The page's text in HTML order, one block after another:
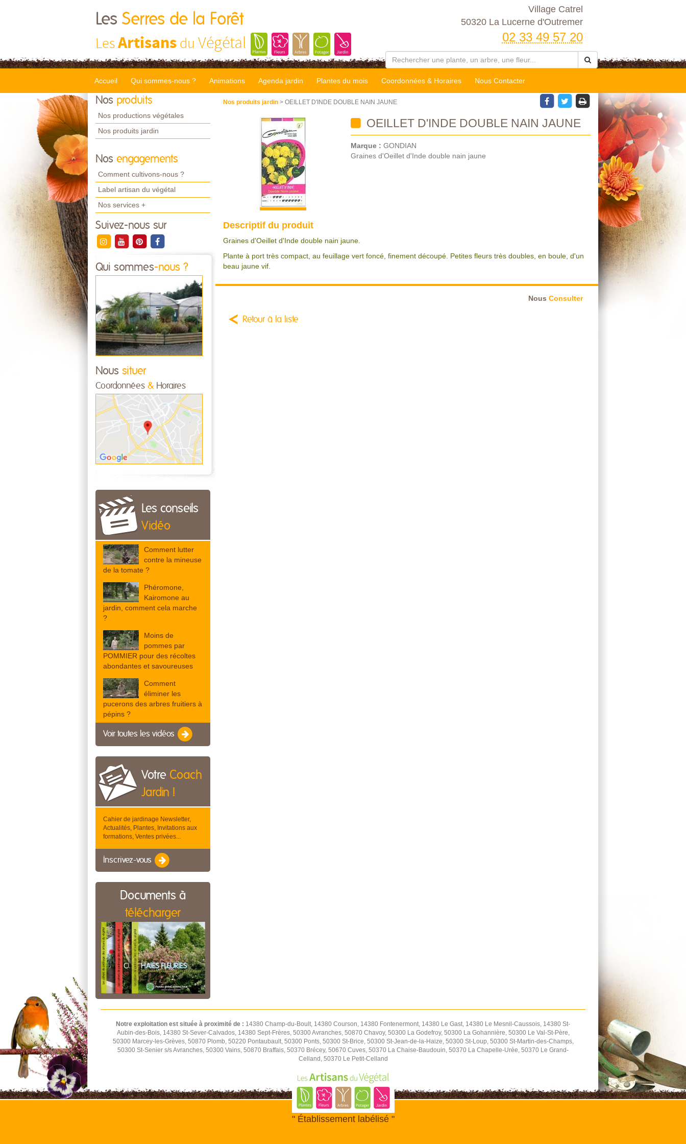
Les Serres de la Forêt
LesArtisans du Végétal
Village Catrel
50320 La Lucerne d'Outremer
02 33 49 57 20
Accueil Qui sommes-nous ? Animations Agenda jardin Plantes du mois Coordonnées & Horaires Nous Contacter
Nos produits
Nos productions végétales
Nos produits jardin
Nos engagements
Comment cultivons-nous ?
Label artisan du végétal
Nos services +
Suivez-nous sur
Qui sommes-nous ?
Nous situer
Coordonnées & Horaires
Les conseils
Vidéo
Comment lutter
contre la mineuse
de la tomate ?
Phéromone,
Kairomone au
jardin, comment cela marche
?
Moins de
pommes par
POMMIER pour des récoltes
abondantes et savoureuses
Comment
éliminer les
pucerons des arbres fruitiers à
pépins ?
Voir toutes les vidéos
Votre Coach
Jardin !
Cahier de jardinage Newsletter,
Actualités, Plantes, Invitations aux
formations, Ventes privées...
Inscrivez-vous
Documents à
télécharger
Nos produits jardin > OEILLET D'INDE DOUBLE NAIN JAUNE
OEILLET D'INDE DOUBLE NAIN JAUNE
Marque : GONDIAN
Graines d'Oeillet d'Inde double nain jaune
Descriptif du produit
Graines d'Oeillet d'Inde double nain jaune.
Plante à port très compact, au feuillage vert foncé, finement découpé. Petites fleurs très doubles, en boule, d'un
beau jaune vif.
Nous Consulter
Retour à la liste
Notre exploitation est située à proximité de : 14380 Champ-du-Boult, 14380 Courson, 14380 Fontenermont, 14380 Le Gast, 14380 Le Mesnil-Caussois, 14380 St-
Aubin-des-Bois, 14380 St-Sever-Calvados, 14380 Sept-Frères, 50300 Avranches, 50870 Chavoy, 50300 La Godefroy, 50300 La Gohannière, 50300 Le Val-St-Père,
50300 Marcey-les-Grèves, 50870 Plomb, 50220 Pontaubault, 50300 Ponts, 50300 St-Brice, 50300 St-Jean-de-la-Haize, 50300 St-Loup, 50300 St-Martin-des-Champs,
50300 St-Senier s/s Avranches, 50300 Vains, 50870 Braffais, 50370 Brécey, 50670 Cuves, 50370 La Chaise-Baudouin, 50370 La Chapelle-Urée, 50370 Le Grand-
Celland, 50370 Le Petit-Celland
" Établissement labélisé "